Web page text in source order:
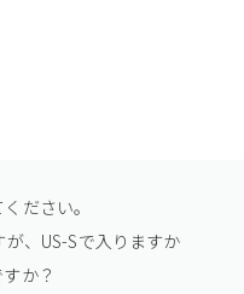
ださい。
、US-Sで入りますか
か？